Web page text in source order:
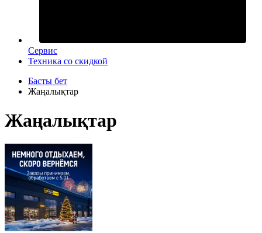
Сервис
Техника со скидкой
Басты бет
Жаңалықтар
Жаңалықтар